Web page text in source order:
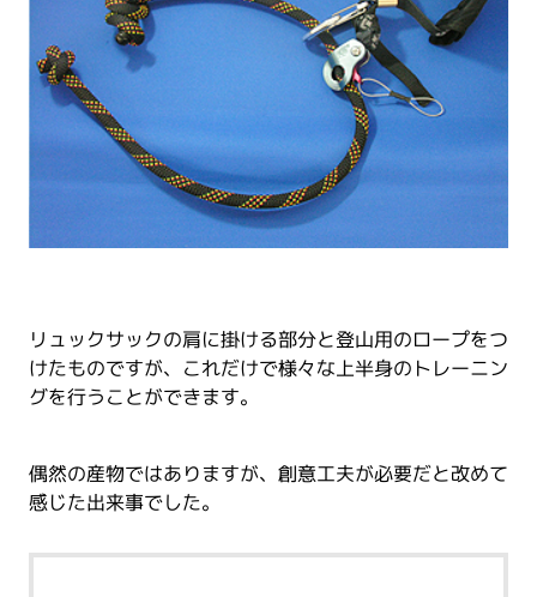
リュックサックの肩に掛ける部分と登山用のロープをつ
けたものですが、これだけで様々な上半身のトレーニン
グを行うことができます。
偶然の産物ではありますが、創意工夫が必要だと改めて
感じた出来事でした。